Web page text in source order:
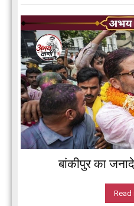
बांकीपुर का
Read